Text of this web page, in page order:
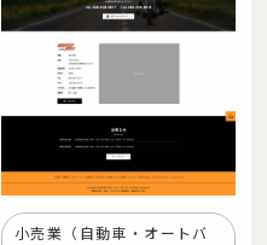
小売業（自動車・オートバ